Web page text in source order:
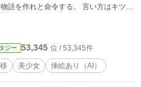
れと命令する。 言い方はキツい
持つ女神エーテルぺとともに、涼司は
の物語はフィクション
体とは一切関係ありません。
ジー 53,345 位 / 53,345件
美少女 挿絵あり（AI）